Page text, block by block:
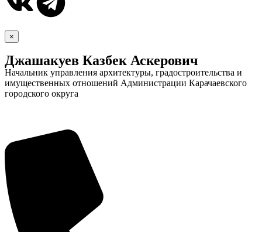
×
Джашакуев Казбек Аскерович
Начальник управления архитектуры, градостроительства и
имущественных отношений Администрации Карачаевского
городского округа